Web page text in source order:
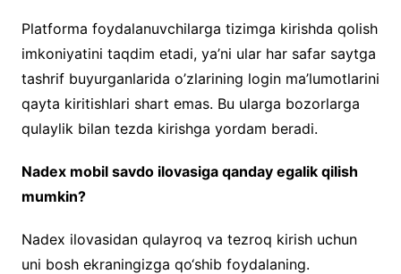
Platforma foydalanuvchilarga tizimga kirishda qolish
imkoniyatini taqdim etadi, ya’ni ular har safar saytga
tashrif buyurganlarida o’zlarining login ma’lumotlarini
qayta kiritishlari shart emas. Bu ularga bozorlarga
qulaylik bilan tezda kirishga yordam beradi.
Nadex mobil savdo ilovasiga qanday egalik qilish
mumkin?
Nadex ilovasidan qulayroq va tezroq kirish uchun
uni bosh ekraningizga qo‘shib foydalaning.